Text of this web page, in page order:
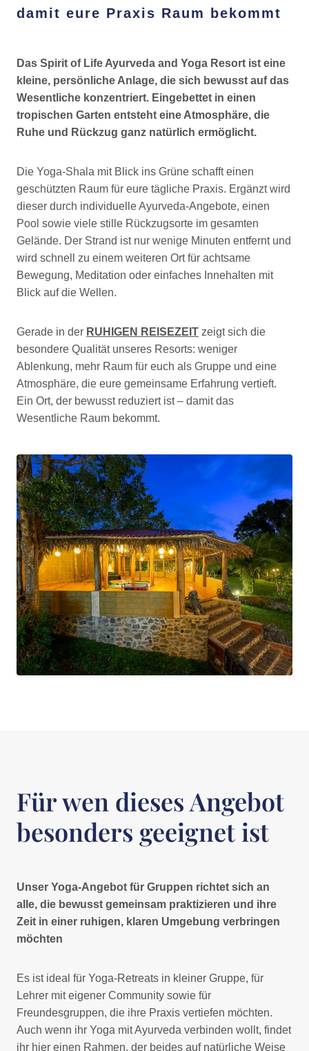
damit eure Praxis Raum bekommt
Das Spirit of Life Ayurveda and Yoga Resort ist eine
kleine, persönliche Anlage, die sich bewusst auf das
Wesentliche konzentriert. Eingebettet in einen
tropischen Garten entsteht eine Atmosphäre, die
Ruhe und Rückzug ganz natürlich ermöglicht.
Die Yoga-Shala mit Blick ins Grüne schafft einen
geschützten Raum für eure tägliche Praxis. Ergänzt wird
dieser durch individuelle Ayurveda-Angebote, einen
Pool sowie viele stille Rückzugsorte im gesamten
Gelände. Der Strand ist nur wenige Minuten entfernt und
wird schnell zu einem weiteren Ort für achtsame
Bewegung, Meditation oder einfaches Innehalten mit
Blick auf die Wellen.
Gerade in der RUHIGEN REISEZEIT zeigt sich die
besondere Qualität unseres Resorts: weniger
Ablenkung, mehr Raum für euch als Gruppe und eine
Atmosphäre, die eure gemeinsame Erfahrung vertieft.
Ein Ort, der bewusst reduziert ist – damit das
Wesentliche Raum bekommt.
Für wen dieses Angebot
besonders geeignet ist
Unser Yoga-Angebot für Gruppen richtet sich an
alle, die bewusst gemeinsam praktizieren und ihre
Zeit in einer ruhigen, klaren Umgebung verbringen
möchten
Es ist ideal für Yoga-Retreats in kleiner Gruppe, für
Lehrer mit eigener Community sowie für
Freundesgruppen, die ihre Praxis vertiefen möchten.
Auch wenn ihr Yoga mit Ayurveda verbinden wollt, findet
ihr hier einen Rahmen, der beides auf natürliche Weise